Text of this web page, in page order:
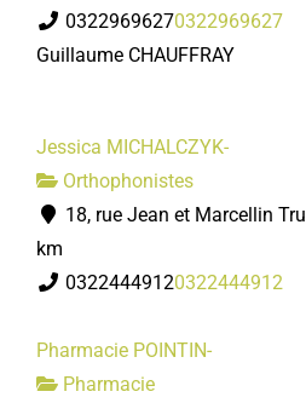
03229696270322969627
Guillaume CHAUFFRAY
Jessica MICHALCZYK-
Orthophonistes
18, rue Jean et Marcellin
km
03224449120322444912
Pharmacie POINTIN-
Pharmacie